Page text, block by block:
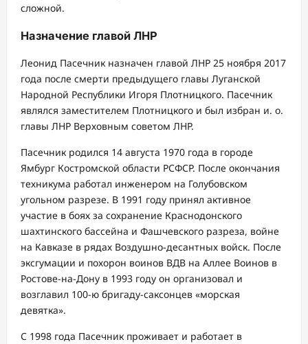
сложной.
Назначение главой ЛНР
Леонид Пасечник назначен главой ЛНР 25 ноября 2017
года после смерти предыдущего главы Луганской
Народной Республики Игоря Плотницкого. Пасечник
являлся заместителем Плотницкого и был избран и. о.
главы ЛНР Верховным советом ЛНР.
Пасечник родился 14 августа 1970 года в городе
Ямбург Костромской области РСФСР. После окончания
техникума работал инженером на Голубовском
угольном разрезе. В 1991 году принял активное
участие в боях за сохранение Краснодонского
шахтинского бассейна и Фашчевского разреза, войне
на Кавказе в рядах Воздушно-десантных войск. После
эксгумации и похорон воинов ВДВ на Аллее Воинов в
Ростове-на-Дону в 1993 году он организовал и
возглавил 100-ю бригаду-саксонцев «морская
девятка».
С 1998 года Пасечник проживает и работает в